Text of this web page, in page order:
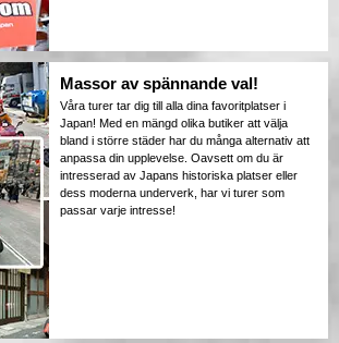
Massor av spännande val!
Våra turer tar dig till alla dina favoritplatser i
Japan! Med en mängd olika butiker att välja
bland i större städer har du många alternativ att
anpassa din upplevelse. Oavsett om du är
intresserad av Japans historiska platser eller
dess moderna underverk, har vi turer som
passar varje intresse!